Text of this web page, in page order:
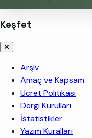
Keşfet
Arşiv
Amaç ve Kapsam
Ücret Politikası
Dergi Kurulları
İstatistikler
Yazım Kuralları